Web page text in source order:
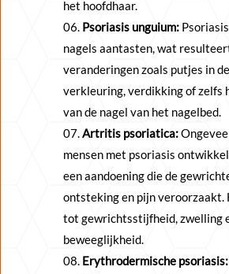
het hoofdhaar.
Psoriasis unguium:
nagels aantasten, wat
veranderingen zoals putjes in
verkleuring, verdikking of zelfs
van de nagel van het nagelbed.
Artritis psoriatica:
mensen met psoriasis
een aandoening die de
ontsteking en pijn veroorzaakt.
tot gewrichtsstijfheid, zwelling
beweeglijkheid.
Erythrodermische psoriasis: